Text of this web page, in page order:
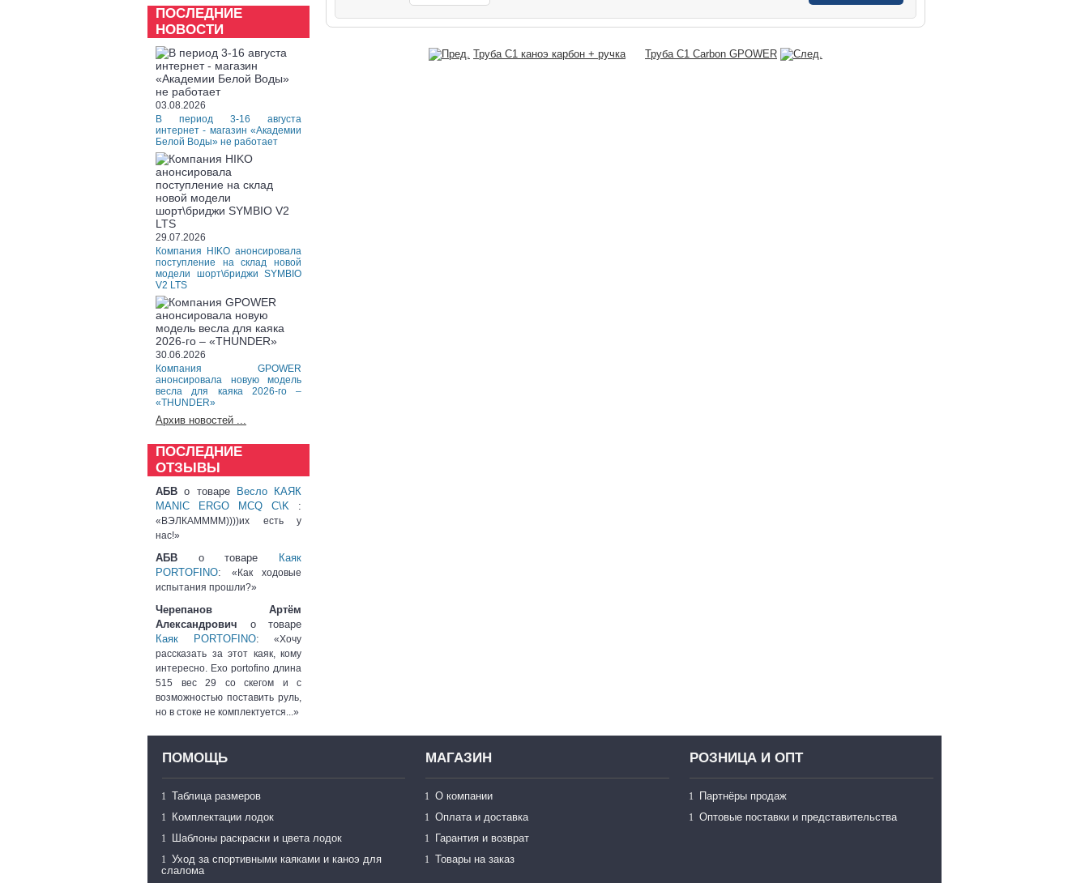
ПОСЛЕДНИЕ
НОВОСТИ
03.08.2026
В период 3-16 августа
интернет - магазин «Академии
Белой Воды» не работает
29.07.2026
Компания HIKO анонсировала
поступление на склад новой
модели шорт\бриджи SYMBIO
V2 LTS
30.06.2026
Компания GPOWER
анонсировала новую модель
весла для каяка 2026-го –
«THUNDER»
Архив новостей ...
ПОСЛЕДНИЕ
ОТЗЫВЫ
АБВ о товаре
Весло КАЯК
MANIC ERGO MCQ C\K :
«ВЭЛКАММММ))))их есть у
нас!»
АБВ о товаре
Каяк
PORTOFINO: «Как ходовые
испытания прошли?»
Черепанов Артём
Александрович о товаре
Каяк PORTOFINO: «Хочу
рассказать за этот каяк, кому
интересно. Exo portofino длина
515 вес 29 со скегом и с
возможностью поставить руль,
но в стоке не комплектуется...»
Труба С1 каноэ карбон + ручка Труба C1 Carbon GPOWER
ПОМОЩЬ
Таблица размеров
Комплектации лодок
Шаблоны раскраски и цвета лодок
Уход за спортивными каяками и каноэ для
слалома
МАГАЗИН
О компании
Оплата и доставка
Гарантия и возврат
Товары на заказ
РОЗНИЦА И ОПТ
Партнёры продаж
Оптовые поставки и представительства